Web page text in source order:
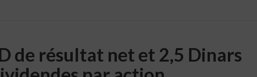
de résultat net et 2,5 Dinars